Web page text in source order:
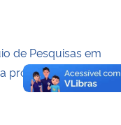
de Pesquisas em
promovem debates